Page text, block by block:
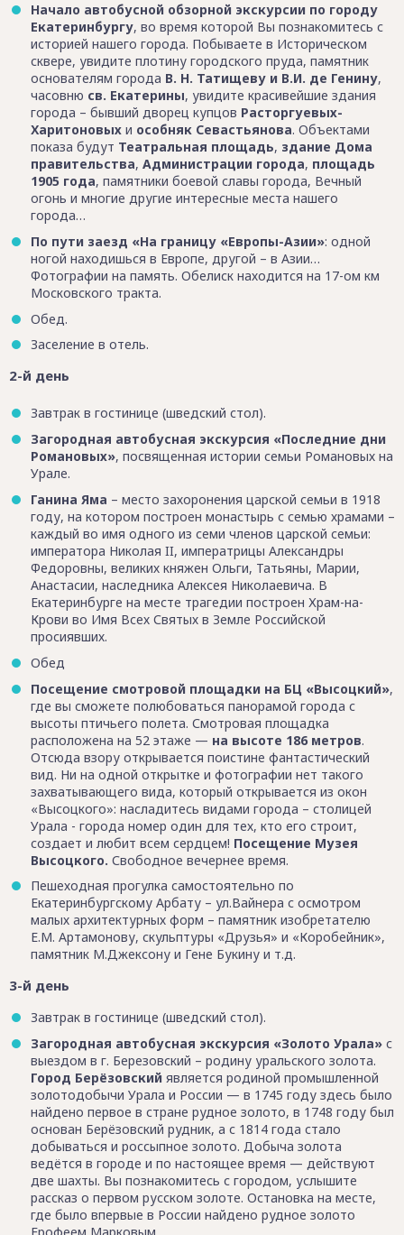
Начало автобусной обзорной экскурсии по городу
Екатеринбургу, во время которой Вы познакомитесь с
историей нашего города. Побываете в Историческом
сквере, увидите плотину городского пруда, памятник
основателям города В. Н. Татищеву и В.И. де Генину,
часовню св. Екатерины, увидите красивейшие здания
города – бывший дворец купцов Расторгуевых-
Харитоновых и особняк Севастьянова. Объектами
показа будут Театральная площадь, здание Дома
правительства, Администрации города, площадь
1905 года, памятники боевой славы города, Вечный
огонь и многие другие интересные места нашего
города…
По пути заезд «На границу «Европы-Азии»: одной
ногой находишься в Европе, другой – в Азии…
Фотографии на память. Обелиск находится на 17-ом км
Московского тракта.
Обед.
Заселение в отель.
2-й день
Завтрак в гостинице (шведский стол).
Загородная автобусная экскурсия «Последние дни
Романовых», посвященная истории семьи Романовых на
Урале.
Ганина Яма – место захоронения царской семьи в 1918
году, на котором построен монастырь с семью храмами –
каждый во имя одного из семи членов царской семьи:
императора Николая II, императрицы Александры
Федоровны, великих княжен Ольги, Татьяны, Марии,
Анастасии, наследника Алексея Николаевича. В
Екатеринбурге на месте трагедии построен Храм-на-
Крови во Имя Всех Святых в Земле Российской
просиявших.
Обед
Посещение смотровой площадки на БЦ «Высоцкий»,
где вы сможете полюбоваться панорамой города с
высоты птичьего полета. Смотровая площадка
расположена на 52 этаже — на высоте 186 метров.
Отсюда взору открывается поистине фантастический
вид. Ни на одной открытке и фотографии нет такого
захватывающего вида, который открывается из окон
«Высоцкого»: насладитесь видами города – столицей
Урала - города номер один для тех, кто его строит,
создает и любит всем сердцем! Посещение Музея
Высоцкого. Свободное вечернее время.
Пешеходная прогулка самостоятельно по
Екатеринбургскому Арбату – ул.Вайнера с осмотром
малых архитектурных форм – памятник изобретателю
Е.М. Артамонову, скульптуры «Друзья» и «Коробейник»,
памятник М.Джексону и Гене Букину и т.д.
3-й день
Завтрак в гостинице (шведский стол).
Загородная автобусная экскурсия «Золото Урала» с
выездом в г. Березовский – родину уральского золота.
Город Берёзовский является родиной промышленной
золотодобычи Урала и России — в 1745 году здесь было
найдено первое в стране рудное золото, в 1748 году был
основан Берёзовский рудник, а с 1814 года стало
добываться и россыпное золото. Добыча золота
ведётся в городе и по настоящее время — действуют
две шахты. Вы познакомитесь с городом, услышите
рассказ о первом русском золоте. Остановка на месте,
где было впервые в России найдено рудное золото